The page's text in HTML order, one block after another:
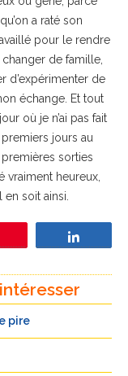
a raté son
pour le rendre
de famille,
d’expérimenter de
échange. Et tout
où je n’ai pas fait
jours au
sorties
vraiment heureux,
en soit ainsi.
pire